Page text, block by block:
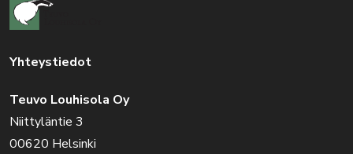
Yhteystiedot
Teuvo Louhisola Oy
Niittyläntie 3
00620 Helsinki